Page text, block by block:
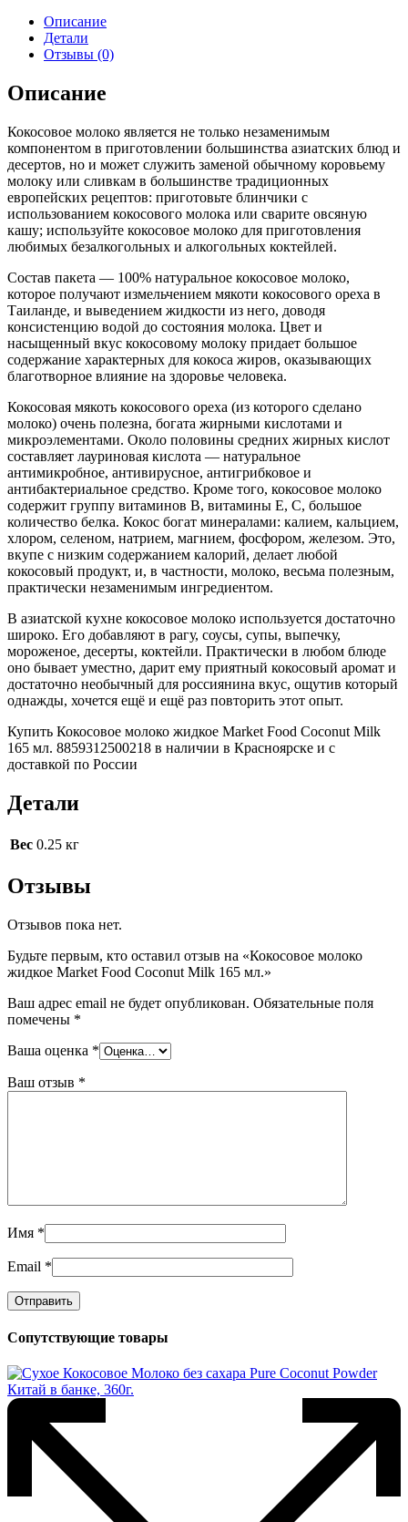
Описание
Детали
Отзывы (0)
Описание
Кокосовое молоко является не только незаменимым
компонентом в приготовлении большинства азиатских блюд и
десертов, но и может служить заменой обычному коровьему
молоку или сливкам в большинстве традиционных
европейских рецептов: приготовьте блинчики с
использованием кокосового молока или сварите овсяную
кашу; используйте кокосовое молоко для приготовления
любимых безалкогольных и алкогольных коктейлей.
Состав пакета — 100% натуральное кокосовое молоко,
которое получают измельчением мякоти кокосового ореха в
Таиланде, и выведением жидкости из него, доводя
консистенцию водой до состояния молока. Цвет и
насыщенный вкус кокосовому молоку придает большое
содержание характерных для кокоса жиров, оказывающих
благотворное влияние на здоровье человека.
Кокосовая мякоть кокосового ореха (из которого сделано
молоко) очень полезна, богата жирными кислотами и
микроэлементами. Около половины средних жирных кислот
составляет лауриновая кислота — натуральное
антимикробное, антивирусное, антигрибковое и
антибактериальное средство. Кроме того, кокосовое молоко
содержит группу витаминов B, витамины E, C, большое
количество белка. Кокос богат минералами: калием, кальцием,
хлором, селеном, натрием, магнием, фосфором, железом. Это,
вкупе с низким содержанием калорий, делает любой
кокосовый продукт, и, в частности, молоко, весьма полезным,
практически незаменимым ингредиентом.
В азиатской кухне кокосовое молоко используется достаточно
широко. Его добавляют в рагу, соусы, супы, выпечку,
мороженое, десерты, коктейли. Практически в любом блюде
оно бывает уместно, дарит ему приятный кокосовый аромат и
достаточно необычный для россиянина вкус, ощутив который
однажды, хочется ещё и ещё раз повторить этот опыт.
Купить Кокосовое молоко жидкое Market Food Coconut Milk
165 мл. 8859312500218 в наличии в Красноярске и с
доставкой по России
Детали
Вес 0.25 кг
Отзывы
Отзывов пока нет.
Будьте первым, кто оставил отзыв на «Кокосовое молоко
жидкое Market Food Coconut Milk 165 мл.»
Ваш адрес email не будет опубликован. Обязательные поля
помечены *
Ваша оценка *
Ваш отзыв *
Имя *
Email *
Сопутствующие товары